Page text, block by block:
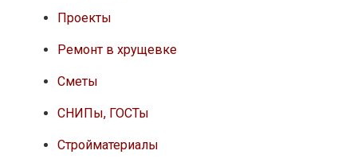
Проекты
Ремонт в хрущевке
Сметы
СНИПы, ГОСТы
Стройматериалы